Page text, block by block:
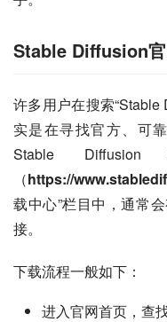
Stable Diffusion官
许多用户在搜索
实是在寻找官方、可
Stable
（https://
载中心”栏目中，通常
接。
下载流程一般如下：
进入官网首页，查